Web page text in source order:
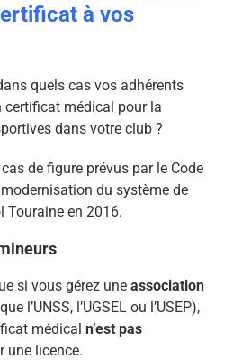
à vos
quels cas vos adhérents
médical pour la
dans votre club ?
de figure prévus par le Code
du système de
Touraine en 2016.
si vous gérez une association
l’UNSS, l’UGSEL ou l’USEP),
médical n’est pas
une licence.